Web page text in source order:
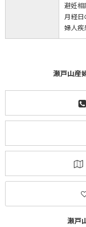
避妊相
月経
婦人疾
瀬戸山産
瀬戸